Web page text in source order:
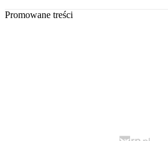
Promowane treści